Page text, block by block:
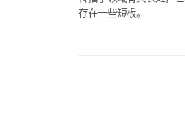
存在一些短板。